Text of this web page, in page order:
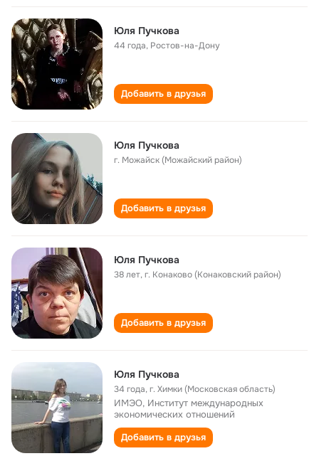
Юля Пучкова
44 года, Ростов-на-Дону
Добавить в друзья
Юля Пучкова
г. Можайск (Можайский район)
Добавить в друзья
Юля Пучкова
38 лет,г. Конаково (Конаковский район)
Добавить в друзья
Юля Пучкова
34 года,г. Химки (Московская область)
ИМЭО, Институт международных
экономических отношений
Добавить в друзья